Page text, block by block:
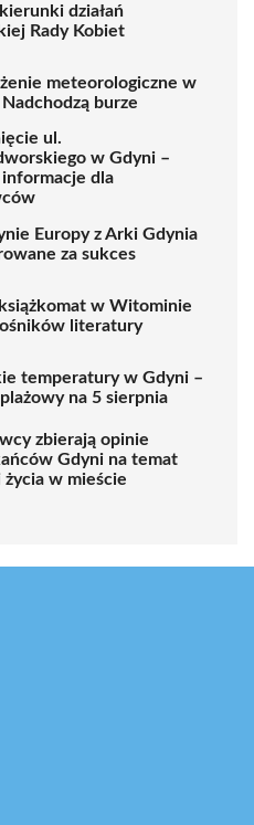
działań
Rady Kobiet
meteorologiczne w
burze
ul.
w Gdyni –
dla
Europy z Arki Gdynia
za sukces
w Witominie
literatury
temperatury w Gdyni –
na 5 sierpnia
zbierają opinie
Gdyni na temat
życia w mieście